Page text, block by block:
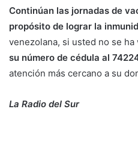
Continúan las jornadas de
propósito de lograr la
venezolana, si usted no se ha
su número de cédula al
atención más cercano a su
La Radio del Sur